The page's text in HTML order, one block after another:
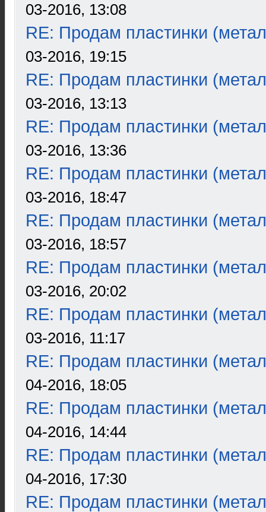
03-2016, 13:08
RE: Продам пластинки
03-2016, 19:15
RE: Продам пластинки
03-2016, 13:13
RE: Продам пластинки
03-2016, 13:36
RE: Продам пластинки
03-2016, 18:47
RE: Продам пластинки
03-2016, 18:57
RE: Продам пластинки
03-2016, 20:02
RE: Продам пластинки
03-2016, 11:17
RE: Продам пластинки
04-2016, 18:05
RE: Продам пластинки
04-2016, 14:44
RE: Продам пластинки
04-2016, 17:30
RE: Продам пластинки